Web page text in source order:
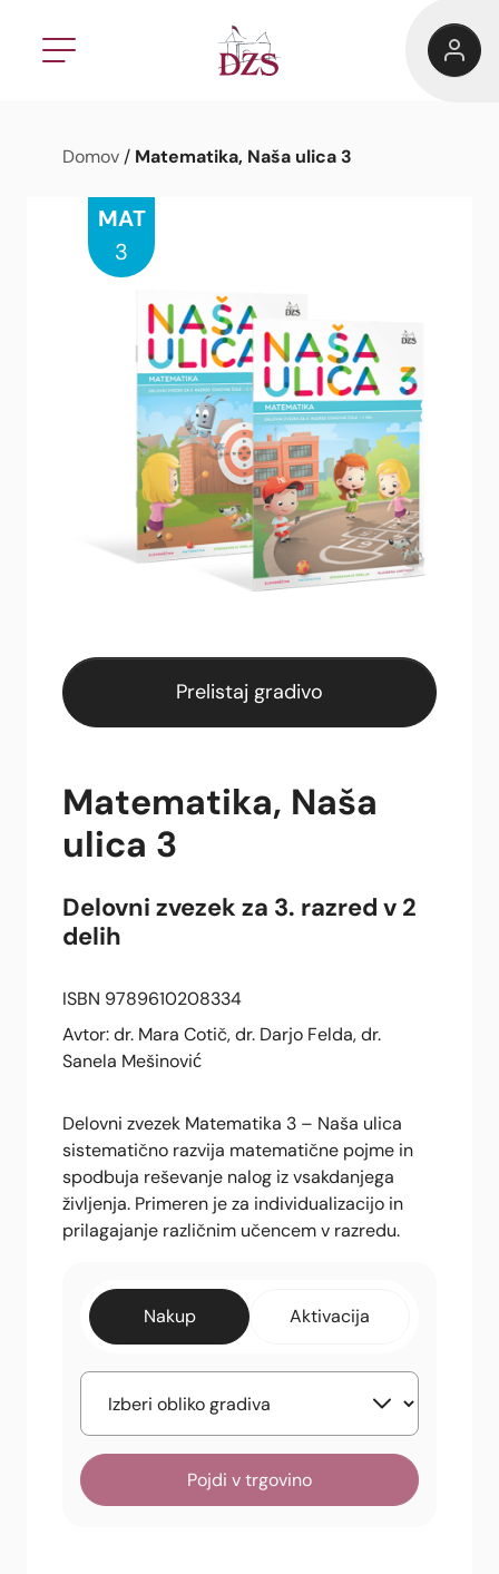
Domov / Matematika, Naša ulica 3
MAT
3
Prelistaj gradivo
Matematika, Naša
ulica 3
Delovni zvezek za 3. razred v 2
delih
ISBN 9789610208334
Avtor: dr. Mara Cotič, dr. Darjo Felda, dr.
Sanela Mešinović
Delovni zvezek Matematika 3 – Naša ulica
sistematično razvija matematične pojme in
spodbuja reševanje nalog iz vsakdanjega
življenja. Primeren je za individualizacijo in
prilagajanje različnim učencem v razredu.
Nakup Aktivacija
Pojdi v trgovino